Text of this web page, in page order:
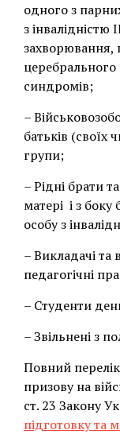
одного з
з
захворювання,
церебрального
синдромів;
–
батьків (своїх
групи;
– Рідні брати
матері і з
особу з
– Викладачі та
педагогічні
– Студенти
– Звільнені з
Повний перелік
призову на
ст. 23 Закону
підготовку та